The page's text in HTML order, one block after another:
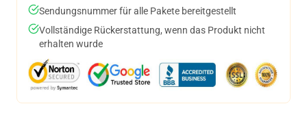
Sendungsnummer für alle Pakete bereitgestellt
Vollständige Rückerstattung, wenn das Produkt nicht
erhalten wurde